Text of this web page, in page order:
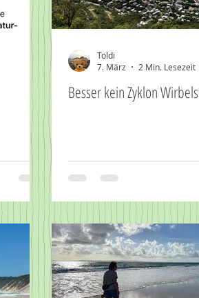
Besser kein Zyklon
Toldi
7. März
2 Min. Lesezeit